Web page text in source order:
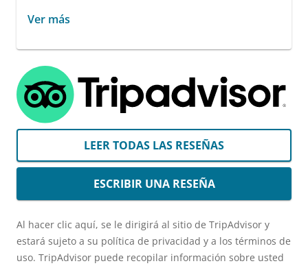
Ver más
LEER TODAS LAS RESEÑAS
ESCRIBIR UNA RESEÑA
Al hacer clic aquí, se le dirigirá al sitio de TripAdvisor y
estará sujeto a su política de privacidad y a los términos de
uso. TripAdvisor puede recopilar información sobre usted